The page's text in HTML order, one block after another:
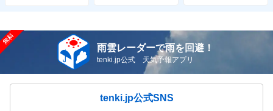
雨雲レーダーで雨を回避！
tenki.jp公式 天気予報アプリ
tenki.jp公式SNS